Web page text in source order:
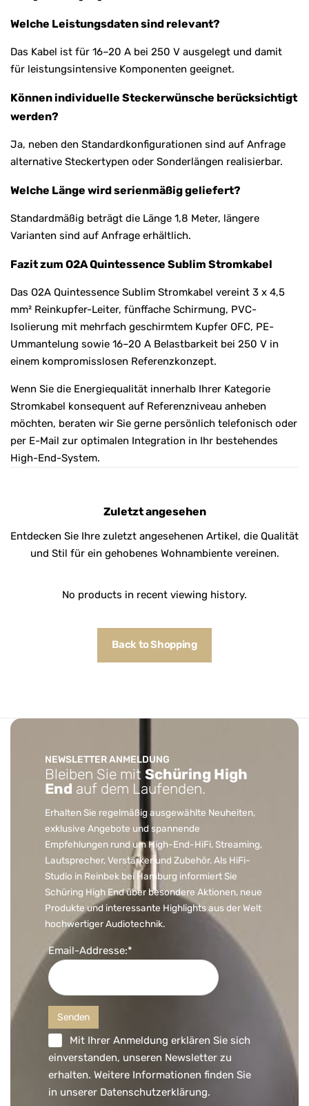
Welche Leistungsdaten sind relevant?
Das Kabel ist für 16–20 A bei 250 V ausgelegt und damit
für leistungsintensive Komponenten geeignet.
Können individuelle Steckerwünsche berücksichtigt
werden?
Ja, neben den Standardkonfigurationen sind auf Anfrage
alternative Steckertypen oder Sonderlängen realisierbar.
Welche Länge wird serienmäßig geliefert?
Standardmäßig beträgt die Länge 1,8 Meter, längere
Varianten sind auf Anfrage erhältlich.
Fazit zum O2A Quintessence Sublim Stromkabel
Das O2A Quintessence Sublim Stromkabel vereint 3 x 4,5
mm² Reinkupfer-Leiter, fünffache Schirmung, PVC-
Isolierung mit mehrfach geschirmtem Kupfer OFC, PE-
Ummantelung sowie 16–20 A Belastbarkeit bei 250 V in
einem kompromisslosen Referenzkonzept.
Wenn Sie die Energiequalität innerhalb Ihrer Kategorie
Stromkabel konsequent auf Referenzniveau anheben
möchten, beraten wir Sie gerne persönlich telefonisch oder
per E-Mail zur optimalen Integration in Ihr bestehendes
High-End-System.
Zuletzt angesehen
Entdecken Sie Ihre zuletzt angesehenen Artikel, die Qualität
und Stil für ein gehobenes Wohnambiente vereinen.
No products in recent viewing history.
Back to Shopping
NEWSLETTER ANMELDUNG
Bleiben Sie mit Schüring High
End auf dem Laufenden.
Erhalten Sie regelmäßig ausgewählte Neuheiten,
exklusive Angebote und spannende
Empfehlungen rund um High-End-HiFi, Streaming,
Lautsprecher, Verstärker und Zubehör. Als HiFi-
Studio in Reinbek bei Hamburg informiert Sie
Schüring High End über besondere Aktionen, neue
Produkte und interessante Highlights aus der Welt
hochwertiger Audiotechnik.
Email-Addresse:*
Mit Ihrer Anmeldung erklären Sie sich
einverstanden, unseren Newsletter zu
erhalten. Weitere Informationen finden Sie
in unserer Datenschutzerklärung.